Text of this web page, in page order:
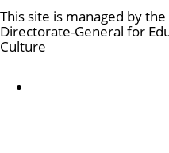
This site is managed by
Directorate-General for
Culture